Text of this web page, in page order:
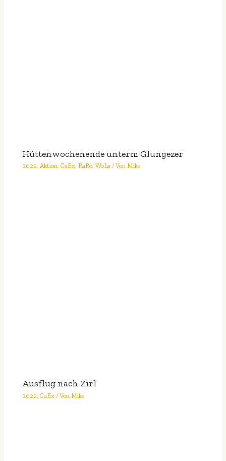
Hüttenwochenende unterm Glungezer
2022, Aktion,CaEx, RaRo,WoLa / Von Mike
Ausflug nach Zirl
2022,CaEx / Von Mike